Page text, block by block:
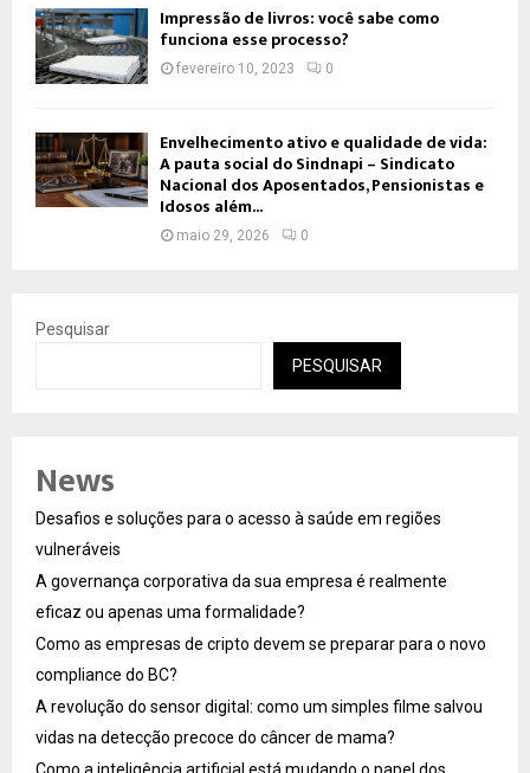
Impressão de livros: você sabe como
funciona esse processo?
fevereiro 10, 2023 0
Envelhecimento ativo e qualidade de vida:
A pauta social do Sindnapi – Sindicato
Nacional dos Aposentados, Pensionistas e
Idosos além...
maio 29, 2026 0
Pesquisar
PESQUISAR
News
Desafios e soluções para o acesso à saúde em regiões
vulneráveis
A governança corporativa da sua empresa é realmente
eficaz ou apenas uma formalidade?
Como as empresas de cripto devem se preparar para o novo
compliance do BC?
A revolução do sensor digital: como um simples filme salvou
vidas na detecção precoce do câncer de mama?
Como a inteligência artificial está mudando o papel dos